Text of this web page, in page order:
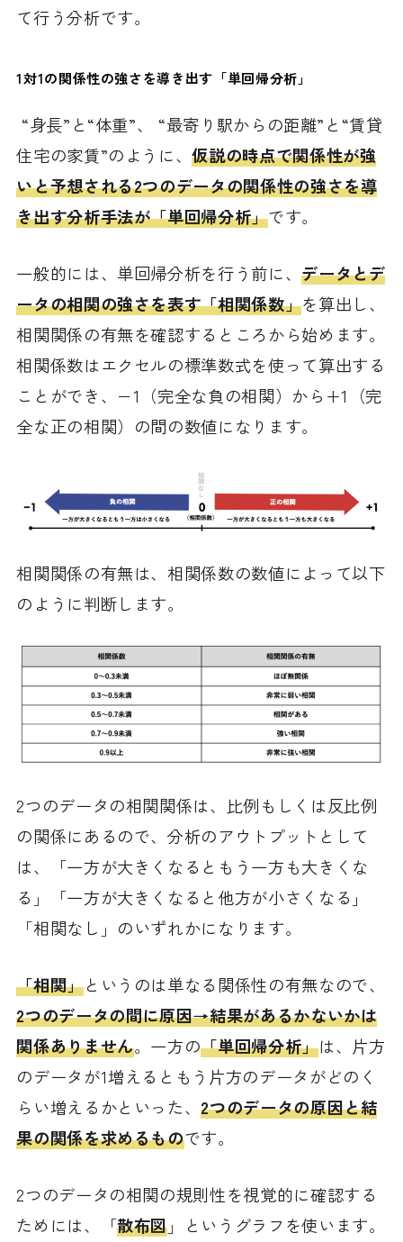
て行う分析です。
1対1の関係性の強さを導き出す「単回帰分析」
“身長”と“体重”、 “最寄り駅からの距離”と“賃貸
住宅の家賃”のように、仮説の時点で関係性が強
いと予想される2つのデータの関係性の強さを導
き出す分析手法が「単回帰分析」です。
一般的には、単回帰分析を行う前に、データとデ
ータの相関の強さを表す「相関係数」を算出し、
相関関係の有無を確認するところから始めます。
相関係数はエクセルの標準数式を使って算出する
ことができ、−1（完全な負の相関）から+1（完
全な正の相関）の間の数値になります。
相関関係の有無は、相関係数の数値によって以下
のように判断します。
2つのデータの相関関係は、比例もしくは反比例
の関係にあるので、分析のアウトプットとして
は、「一方が大きくなるともう一方も大きくな
る」「一方が大きくなると他方が小さくなる」
「相関なし」のいずれかになります。
「相関」というのは単なる関係性の有無なので、
2つのデータの間に原因→結果があるかないかは
関係ありません。一方の「単回帰分析」は、片方
のデータが1増えるともう片方のデータがどのく
らい増えるかといった、2つのデータの原因と結
果の関係を求めるものです。
2つのデータの相関の規則性を視覚的に確認する
ためには、「散布図」というグラフを使います。